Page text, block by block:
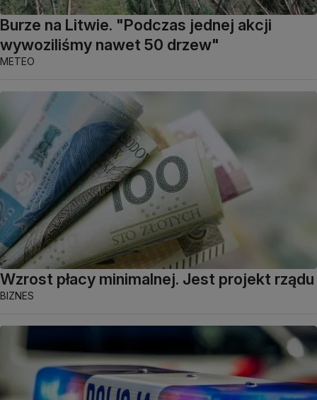
Burze na Litwie. "Podczas jednej akcji
wywoziliśmy nawet 50 drzew"
METEO
Wzrost płacy minimalnej. Jest projekt rządu
BIZNES